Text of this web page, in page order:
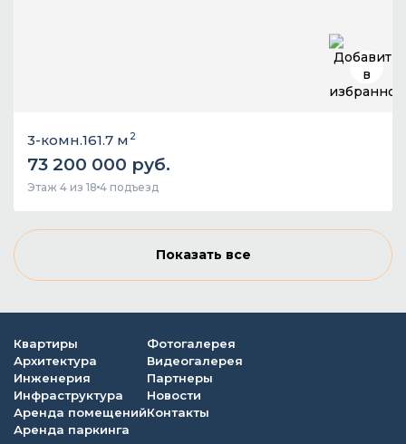
3-комн.161.7 м 2
73 200 000 руб.
Этаж 4 из 18 4 подъезд
Показать все
Квартиры
Архитектура
Инженерия
Инфраструктура
Аренда помещений
Аренда паркинга
Фотогалерея
Видеогалерея
Партнеры
Новости
Контакты